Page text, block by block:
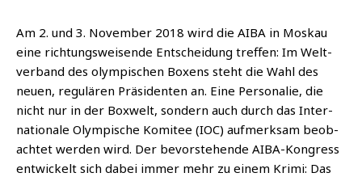
Am 2. und 3. Novem­ber 2018 wird die AIBA in Mos­kau
eine rich­tungs­wei­sen­de Ent­schei­dung tref­fen: Im Welt­
ver­band des olym­pi­schen Boxens steht die Wahl des
neu­en, regu­lä­ren Prä­si­den­ten an. Eine Per­so­na­lie, die
nicht nur in der Box­welt, son­dern auch durch das Inter­
na­tio­na­le Olym­pi­sche Komi­tee (IOC) auf­merk­sam beob­
ach­tet wer­den wird. Der bevor­ste­hen­de AIBA-Kon­gress
ent­wi­ckelt sich dabei immer mehr zu einem Kri­mi: Das